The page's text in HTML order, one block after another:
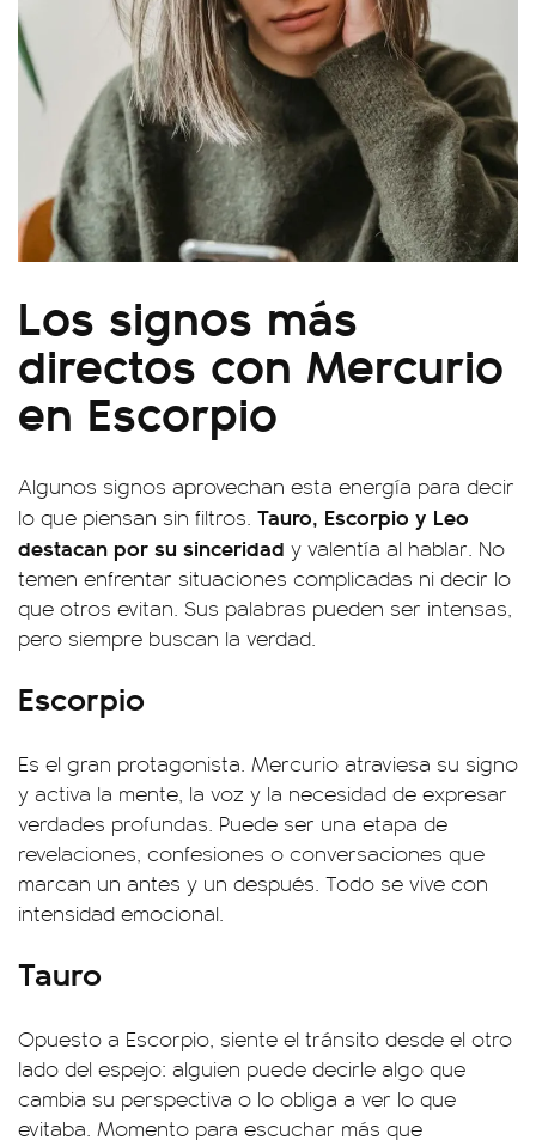
Los signos más
directos con Mercurio
en Escorpio
Algunos signos aprovechan esta energía para decir
lo que piensan sin filtros. Tauro, Escorpio y Leo
destacan por su sinceridad y valentía al hablar. No
temen enfrentar situaciones complicadas ni decir lo
que otros evitan. Sus palabras pueden ser intensas,
pero siempre buscan la verdad.
Escorpio
Es el gran protagonista. Mercurio atraviesa su signo
y activa la mente, la voz y la necesidad de expresar
verdades profundas. Puede ser una etapa de
revelaciones, confesiones o conversaciones que
marcan un antes y un después. Todo se vive con
intensidad emocional.
Tauro
Opuesto a Escorpio, siente el tránsito desde el otro
lado del espejo: alguien puede decirle algo que
cambia su perspectiva o lo obliga a ver lo que
evitaba. Momento para escuchar más que